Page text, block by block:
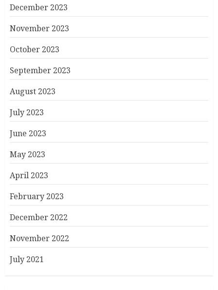
December 2023
November 2023
October 2023
September 2023
August 2023
July 2023
June 2023
May 2023
April 2023
February 2023
December 2022
November 2022
July 2021